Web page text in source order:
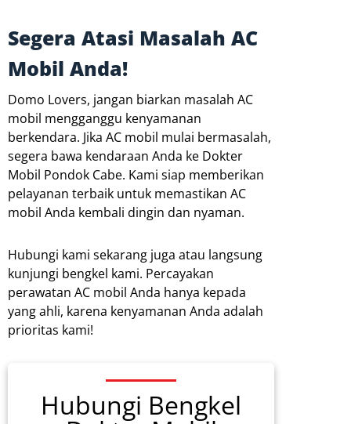
Segera Atasi Masalah AC
Mobil Anda!
Domo Lovers, jangan biarkan masalah AC
mobil mengganggu kenyamanan
berkendara. Jika AC mobil mulai bermasalah,
segera bawa kendaraan Anda ke Dokter
Mobil Pondok Cabe. Kami siap memberikan
pelayanan terbaik untuk memastikan AC
mobil Anda kembali dingin dan nyaman.
Hubungi kami sekarang juga atau langsung
kunjungi bengkel kami. Percayakan
perawatan AC mobil Anda hanya kepada
yang ahli, karena kenyamanan Anda adalah
prioritas kami!
Hubungi Bengkel